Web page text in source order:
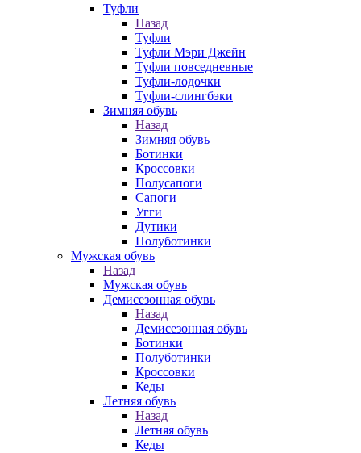
Туфли
Назад
Туфли
Туфли Мэри Джейн
Туфли повседневные
Туфли-лодочки
Туфли-слингбэки
Зимняя обувь
Назад
Зимняя обувь
Ботинки
Кроссовки
Полусапоги
Сапоги
Угги
Дутики
Полуботинки
Мужская обувь
Назад
Мужская обувь
Демисезонная обувь
Назад
Демисезонная обувь
Ботинки
Полуботинки
Кроссовки
Кеды
Летняя обувь
Назад
Летняя обувь
Кеды